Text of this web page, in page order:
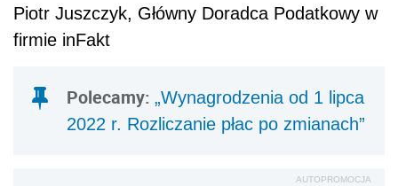
Piotr Juszczyk, Główny Doradca Podatkowy w
firmie inFakt
Polecamy: „Wynagrodzenia od 1 lipca
2022 r. Rozliczanie płac po zmianach”
AUTOPROMOCJA